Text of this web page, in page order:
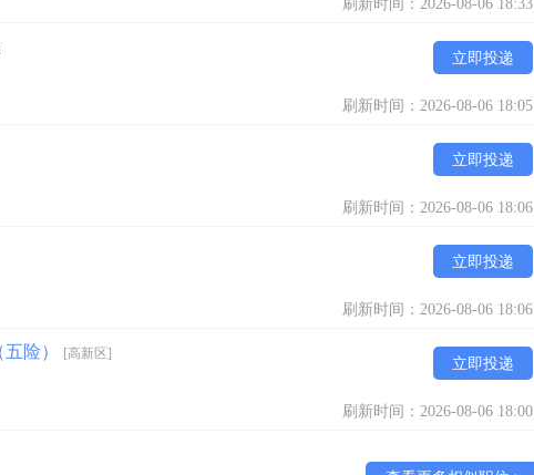
刷新时间：2026-08-06 18:33
立即投递
刷新时间：2026-08-06 18:05
立即投递
刷新时间：2026-08-06 18:06
立即投递
刷新时间：2026-08-06 18:06
险） [高新区]
立即投递
刷新时间：2026-08-06 18:00